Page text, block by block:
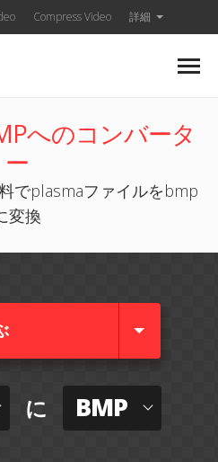
Compress Video 詳細
へのコンバータ
ー
でplasmaファイルをbmp
変換
に BMP